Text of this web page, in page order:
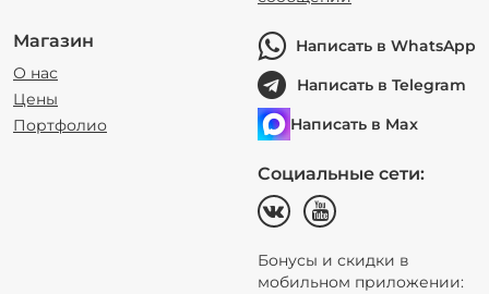
Магазин
О нас
Цены
Портфолио
Написать в WhatsApp
Написать в Telegram
Написать в Max
Социальные сети:
Бонусы и скидки в
мобильном приложении: